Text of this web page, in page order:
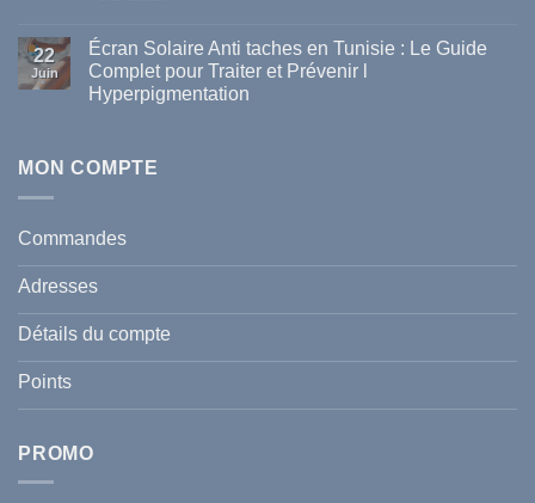
disponibles
en
Tunisie
sur
La
vague
de
comment
et
celle
de
votre
famille
durant
l’été
2026
?
22
Juin
Écran Solaire Anti taches en Tunisie : Le Guide
Complet pour Traiter et Prévenir l
Hyperpigmentation
Écran
Solaire
Tunisie
Guide
pour
Traiter
Prévenir
MON COMPTE
Commandes
Adresses
Détails du compte
Points
PROMO